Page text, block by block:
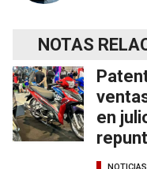
NOTAS
en